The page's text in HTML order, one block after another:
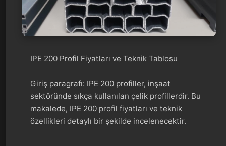
IPE 200 Profil Fiyatları ve Teknik Tablosu
Giriş paragrafı: IPE 200 profiller, inşaat
sektöründe sıkça kullanılan çelik profillerdir. Bu
makalede, IPE 200 profil fiyatları ve teknik
özellikleri detaylı bir şekilde incelenecektir.